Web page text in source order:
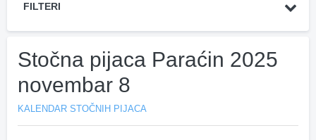
FILTERI
Stočna pijaca Paraćin 2025
novembar 8
KALENDAR STOČNIH PIJACA